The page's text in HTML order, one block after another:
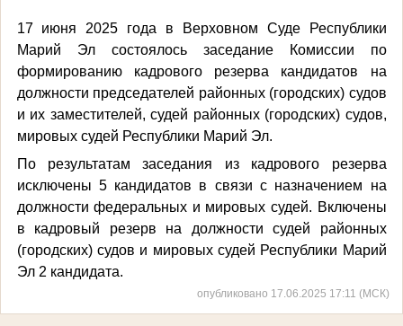
17 июня 2025 года в Верховном Суде Республики
Марий Эл состоялось заседание Комиссии по
формированию кадрового резерва кандидатов на
должности председателей районных (городских) судов
и их заместителей, судей районных (городских) судов,
мировых судей Республики Марий Эл.
По результатам заседания из кадрового резерва
исключены 5 кандидатов в связи с назначением на
должности федеральных и мировых судей. Включены
в кадровый резерв на должности судей районных
(городских) судов и мировых судей Республики Марий
Эл 2 кандидата.
опубликовано 17.06.2025 17:11 (МСК)